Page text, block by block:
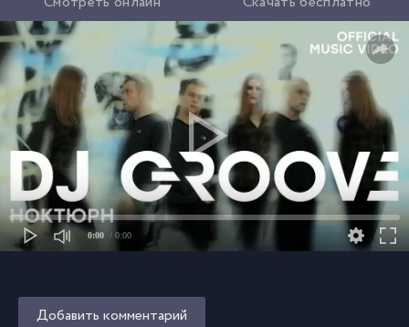
0:00 / 0:00
Добавить комментарий